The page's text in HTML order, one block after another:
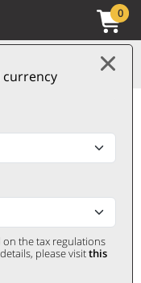
currency
the tax regulations
please visitthis
0